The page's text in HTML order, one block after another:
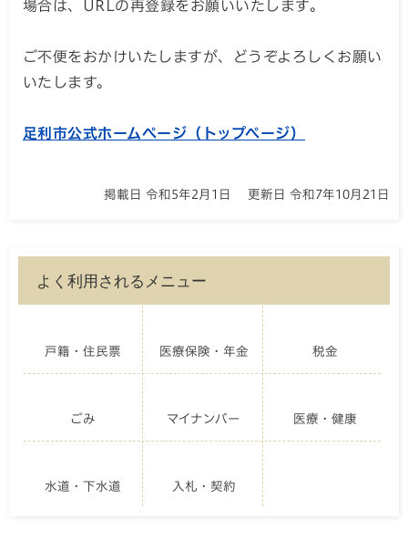
場合は、URLの再登録をお願いいたします。
ご不便をおかけいたしますが、どうぞよろしくお願い
いたします。
足利市公式ホームページ（トップページ）
掲載日 令和5年2月1日 更新日 令和7年10月21日
よく利用されるメニュー
戸籍・住民票 医療保険・年金 税金
ごみ マイナンバー 医療・健康
水道・下水道 入札・契約